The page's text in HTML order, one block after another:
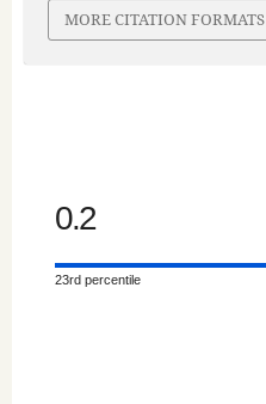
MORE CITATION FORMATS
0.2
23rd percentile